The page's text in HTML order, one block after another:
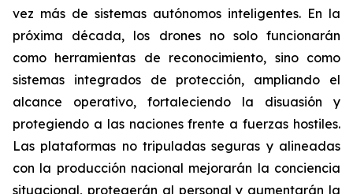
vez más de sistemas autónomos inteligentes. En la
próxima década, los drones no solo funcionarán
como herramientas de reconocimiento, sino como
sistemas integrados de protección, ampliando el
alcance operativo, fortaleciendo la disuasión y
protegiendo a las naciones frente a fuerzas hostiles.
Las plataformas no tripuladas seguras y alineadas
con la producción nacional mejorarán la conciencia
situacional, protegerán al personal y aumentarán la